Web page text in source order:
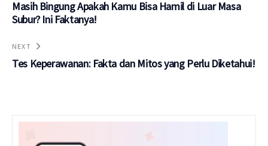
Masih Bingung Apakah Kamu Bisa Hamil di Luar Masa
Subur? Ini Faktanya!
NEXT
Tes Keperawanan: Fakta dan Mitos yang Perlu Diketahui!